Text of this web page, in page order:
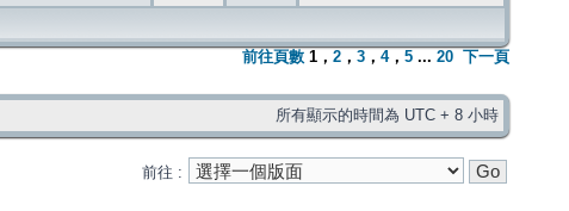
前往頁數 1 ， 2 ， 3 ， 4， 5 ... 20 下一頁
所有顯示的時間為 UTC + 8 小時
前往 :